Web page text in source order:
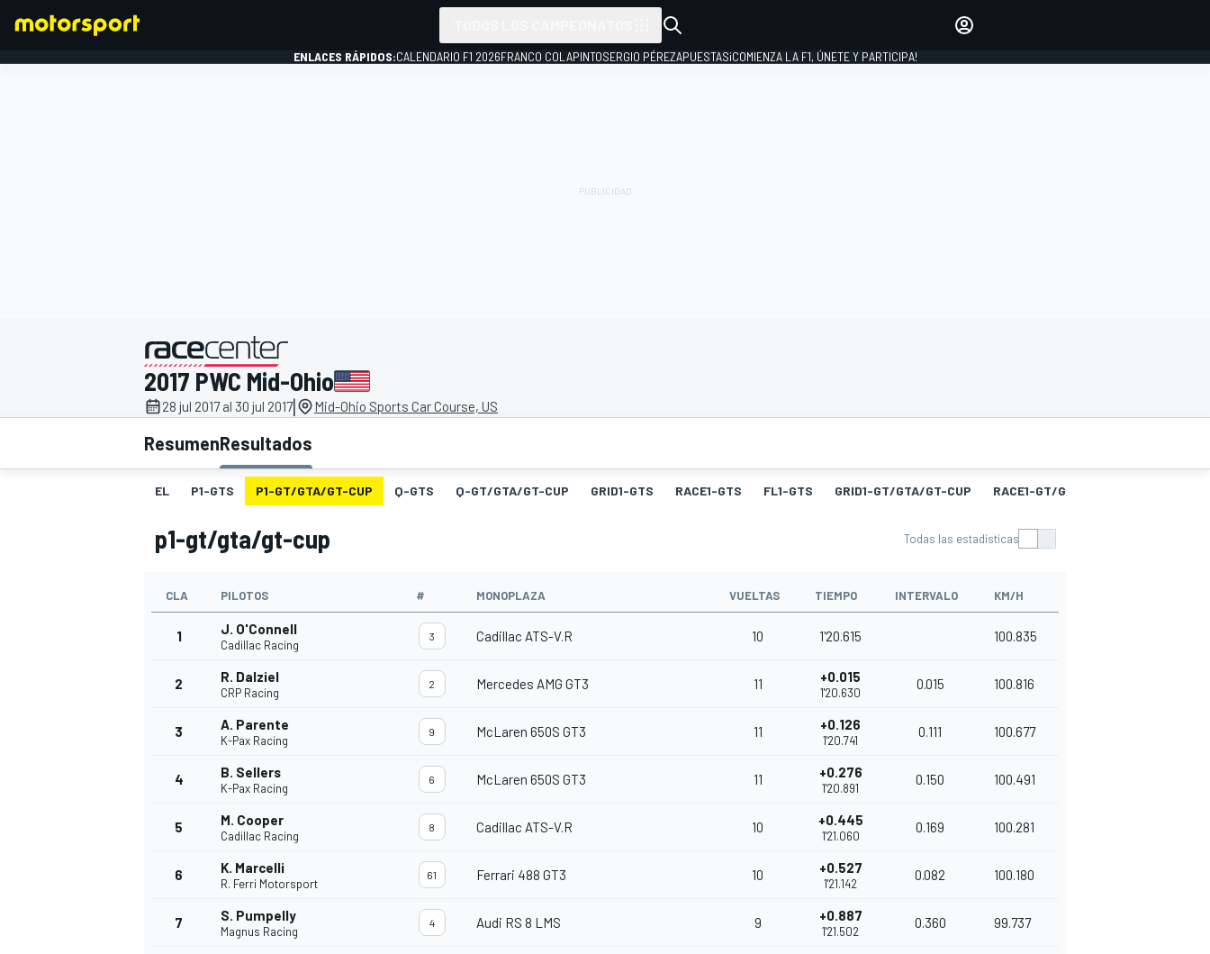
INDYCAR
INICIAR SESIÓN
ENLACES RÁPIDOS:CALENDARIO F1 2026FRANCO COLAPINTOSERGIO PÉREZAPUESTAS¡COMIENZA LA F1, ÚNETE Y PARTICIPA!
presentado por
2017 PWC Mid-Ohio
28 jul 2017 al 30 jul 2017| Mid-Ohio Sports Car Course, US
ResumenResultados
EL P1-GTS P1-GT/GTA/GT-CUP Q-GTS Q-GT/GTA/GT-CUP GRID1-GTS RACE1-GTS FL1-GTS GRID1-GT/GTA/GT-CUP RACE1-GT/GTA/GT-CUP
p1-gt/gta/gt-cup Todas las estadísticas
CLA PILOTOS # MONOPLAZA VUELTAS TIEMPO INTERVALO KM/H
1 J. O'Connell
Cadillac Racing
3 Cadillac ATS-V.R 10 1'20.615 100.835
2 R. Dalziel
CRP Racing
2 Mercedes AMG GT3 11 +0.015
1'20.630
0.015 100.816
3 A. Parente
K-Pax Racing
9 McLaren 650S GT3 11 +0.126
1'20.741
0.111 100.677
4 B. Sellers
K-Pax Racing
6 McLaren 650S GT3 11 +0.276
1'20.891
0.150 100.491
5 M. Cooper
Cadillac Racing
8 Cadillac ATS-V.R 10 +0.445
1'21.060
0.169 100.281
6 K. Marcelli
R. Ferri Motorsport
61 Ferrari 488 GT3 10 +0.527
1'21.142
0.082 100.180
7 S. Pumpelly
Magnus Racing
4 Audi RS 8 LMS 9 +0.887
1'21.502
0.360 99.737